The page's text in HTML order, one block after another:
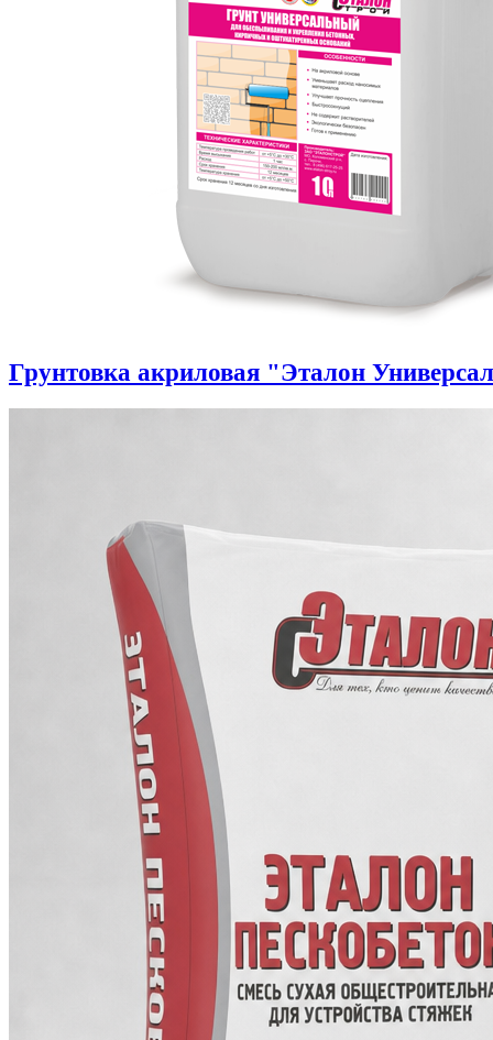
Грунтовка акриловая "Эталон